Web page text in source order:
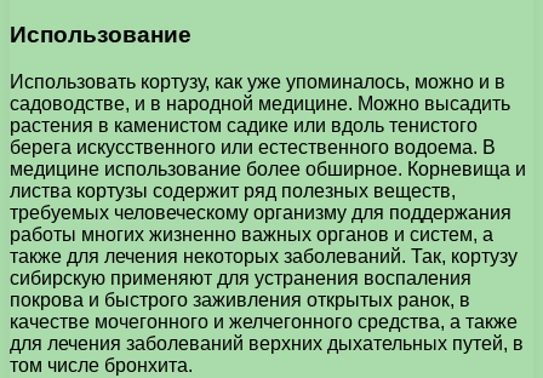
Использование
Использовать кортузу, как уже упоминалось, можно и в
садоводстве, и в народной медицине. Можно высадить
растения в каменистом садике или вдоль тенистого
берега искусственного или естественного водоема. В
медицине использование более обширное. Корневища и
листва кортузы содержит ряд полезных веществ,
требуемых человеческому организму для поддержания
работы многих жизненно важных органов и систем, а
также для лечения некоторых заболеваний. Так, кортузу
сибирскую применяют для устранения воспаления
покрова и быстрого заживления открытых ранок, в
качестве мочегонного и желчегонного средства, а также
для лечения заболеваний верхних дыхательных путей, в
том числе бронхита.